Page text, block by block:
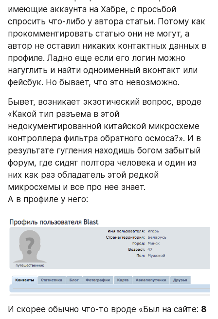
имеющие аккаунта на Хабре, с просьбой
спросить что-либо у автора статьи. Потому как
прокомментировать статью они не могут, а
автор не оставил никаких контактных данных в
профиле. Ладно еще если его логин можно
нагуглить и найти одноименный вконтакт или
фейсбук. Но бывает, что это невозможно.
Бывет, возникает экзотический вопрос, вроде
«Какой тип разъема в этой
недокументированной китайской микросхеме
контроллера фильтра обратного осмоса?». И в
результате гугления находишь богом забытый
форум, где сидят полтора человека и один из
них как раз обладатель этой редкой
микросхемы и все про нее знает.
А в профиле у него:
И скорее обычно что-то вроде «Был на сайте: 8